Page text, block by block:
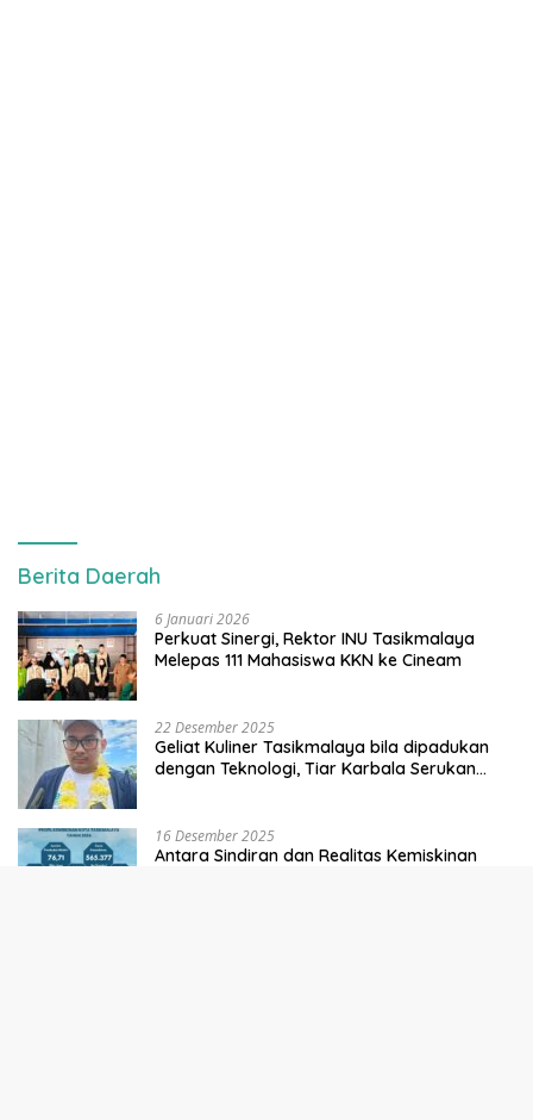
Berita Daerah
6 Januari 2026
Perkuat Sinergi, Rektor INU Tasikmalaya
Melepas 111 Mahasiswa KKN ke Cineam
22 Desember 2025
Geliat Kuliner Tasikmalaya bila dipadukan
dengan Teknologi, Tiar Karbala Serukan
16 Desember 2025
Antara Sindiran dan Realitas Kemiskinan